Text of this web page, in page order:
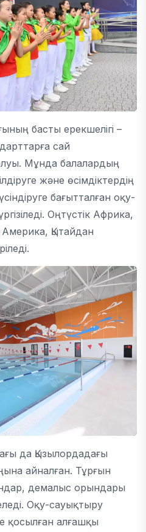
басты ерекшелігі –
сай
Мұнда балалардың
және өсімдіктердің
бағытталған оқу-
Оңтүстік Африка,
Қытайдан
да Қызылордадағы
айналған. Тұрғын
демалыс орындары
Оқу-сауықтыру
қосылған алғашқы